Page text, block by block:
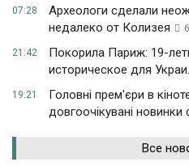
07:28
Археологи сделали
недалеко от Колизея
21:42
Покорила Париж: 19-
историческое для
19:21
Головні прем'єри в
довгоочікувані новинки
Все